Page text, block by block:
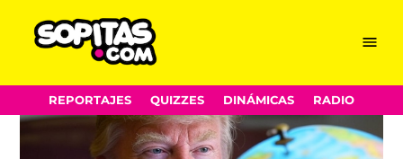
content
Menu
REPORTAJES QUIZZES DINÁMICAS RADIO
Canal de Panamá